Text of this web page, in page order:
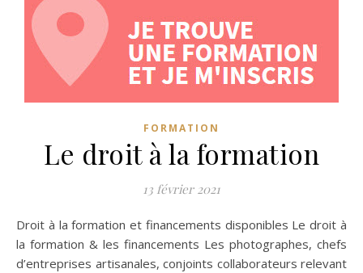
FORMATION
Le droit à la formation
13 février 2021
Droit à la formation et financements disponibles Le droit à
la formation & les financements Les photographes, chefs
d’entreprises artisanales, conjoints collaborateurs relevant